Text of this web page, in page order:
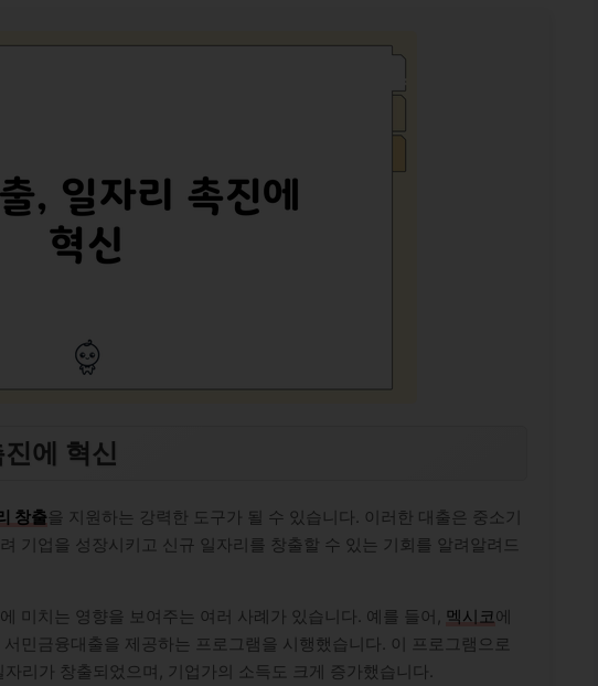
에 혁신
창출을 지원하는 강력한 도구가 될 수 있습니다. 이러한 대출은 중소기
기업을 성장시키고 신규 일자리를 창출할 수 있는 기회를 알려알려드
미치는 영향을 보여주는 여러 사례가 있습니다. 예를 들어, 멕시코에
민금융대출을 제공하는 프로그램을 시행했습니다. 이 프로그램으로
자리가 창출되었으며, 기업가의 소득도 크게 증가했습니다.